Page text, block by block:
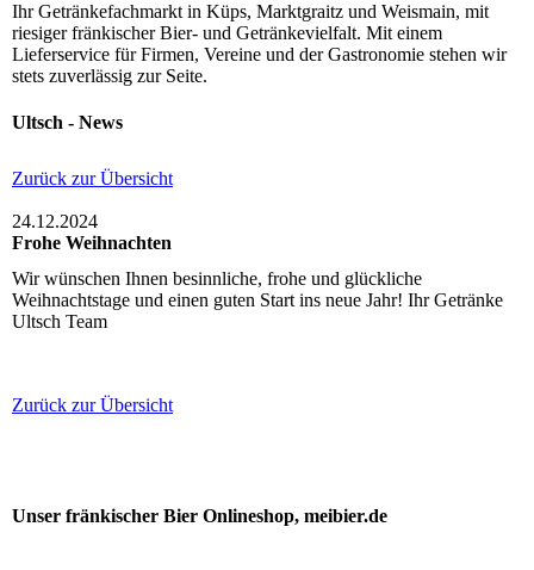
Ihr Getränkefachmarkt in Küps, Marktgraitz und Weismain, mit
riesiger fränkischer Bier- und Getränkevielfalt. Mit einem
Lieferservice für Firmen, Vereine und der Gastronomie stehen wir
stets zuverlässig zur Seite.
Ultsch - News
Zurück zur Übersicht
24.12.2024
Frohe Weihnachten
Wir wünschen Ihnen besinnliche, frohe und glückliche
Weihnachtstage und einen guten Start ins neue Jahr! Ihr Getränke
Ultsch Team
Zurück zur Übersicht
Unser fränkischer Bier Onlineshop, meibier.de